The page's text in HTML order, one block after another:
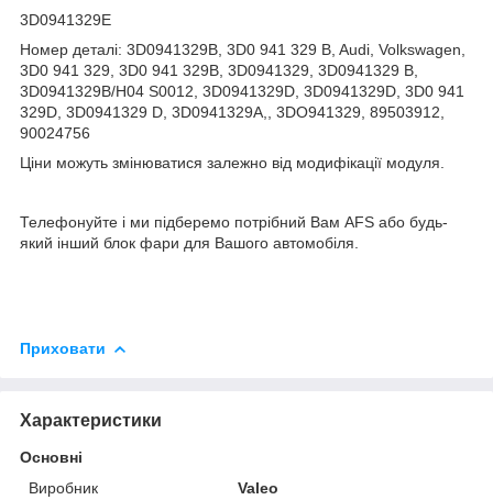
3D0941329E
Номер деталі: 3D0941329B, 3D0 941 329 B, Audi, Volkswagen,
3D0 941 329, 3D0 941 329B, 3D0941329, 3D0941329 B,
3D0941329B/H04 S0012, 3D0941329D, 3D0941329D, 3D0 941
329D, 3D0941329 D, 3D0941329A,, 3DO941329, 89503912,
90024756
Ціни можуть змінюватися залежно від модифікації модуля.
Телефонуйте і ми підберемо потрібний Вам AFS або будь-
який інший блок фари для Вашого автомобіля.
Приховати
Характеристики
Основні
Виробник
Valeo